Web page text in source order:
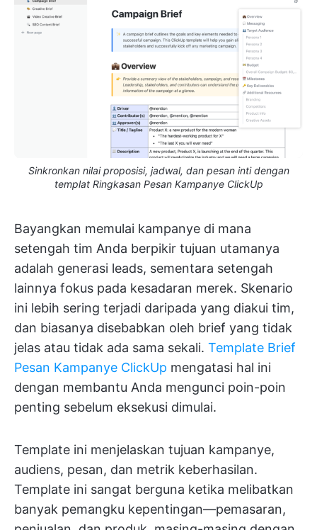
Sinkronkan nilai proposisi, jadwal, dan pesan inti dengan
templat Ringkasan Pesan Kampanye ClickUp
Bayangkan memulai kampanye di mana
setengah tim Anda berpikir tujuan utamanya
adalah generasi leads, sementara setengah
lainnya fokus pada kesadaran merek. Skenario
ini lebih sering terjadi daripada yang diakui tim,
dan biasanya disebabkan oleh brief yang tidak
jelas atau tidak ada sama sekali. Template Brief
Pesan Kampanye ClickUp mengatasi hal ini
dengan membantu Anda mengunci poin-poin
penting sebelum eksekusi dimulai.
Template ini menjelaskan tujuan kampanye,
audiens, pesan, dan metrik keberhasilan.
Template ini sangat berguna ketika melibatkan
banyak pemangku kepentingan—pemasaran,